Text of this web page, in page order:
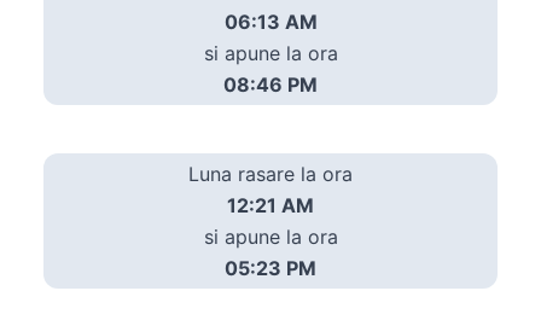
06:13 AM
si apune la ora
08:46 PM
Luna rasare la ora
12:21 AM
si apune la ora
05:23 PM